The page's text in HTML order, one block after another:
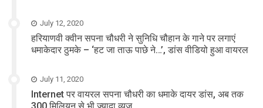
July 12, 2020
हरियाणवी क्वीन सपना चौधरी ने सुनिधि चौहान के गाने पर लगाएं
धमाकेदार ठुमके – ‘हट जा ताऊ पाछे ने…’, डांस वीडियो हुआ वायरल
July 11, 2020
Internet पर वायरल सपना चौधरी का धमाके दायर डांस, अब तक